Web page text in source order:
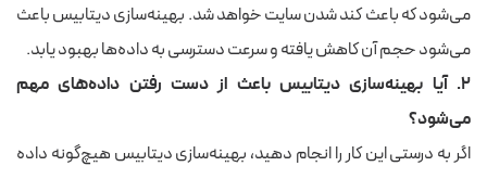
می‌شود که باعث کند شدن سایت خواهد شد. بهینه‌سازی دیتابیس باعث
می‌شود حجم آن کاهش یافته و سرعت دسترسی به داده‌ها بهبود یابد.
۲. آیا بهینه‌سازی دیتابیس باعث از دست رفتن داده‌های مهم
می‌شود؟
اگر به درستی این کار را انجام دهید، بهینه‌سازی دیتابیس هیچ‌گونه داده